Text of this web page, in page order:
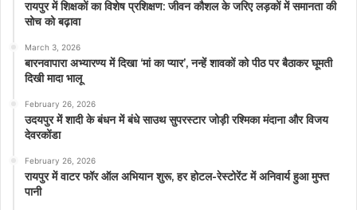
रायपुर में शिक्षकों का विशेष प्रशिक्षण: जीवन कौशल के जरिए लड़कों में समानता की
सोच को बढ़ावा
March 3, 2026
बारनवापारा अभ्यारण्य में दिखा ‘मां का प्यार’, नन्हें शावकों को पीठ पर बैठाकर घूमती
दिखी मादा भालू
February 26, 2026
उदयपुर में शादी के बंधन में बंधे साउथ सुपरस्टार जोड़ी रश्मिका मंदाना और विजय
देवरकोंडा
February 26, 2026
रायपुर में वाटर फॉर ऑल अभियान शुरू, हर होटल-रेस्टोरेंट में अनिवार्य हुआ मुफ्त
पानी